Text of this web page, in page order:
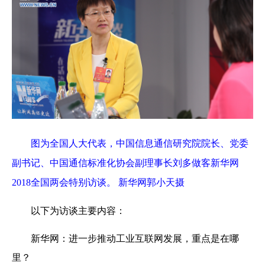
图为全国人大代表，中国信息通信研究院院长、党委
副书记、中国通信标准化协会副理事长刘多做客新华网
2018全国两会特别访谈。 新华网郭小天摄
以下为访谈主要内容：
新华网：进一步推动工业互联网发展，重点是在哪
里？